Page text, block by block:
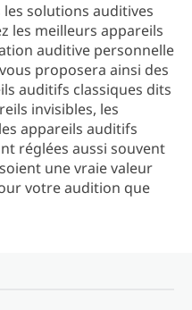
solutions auditives
les meilleurs appareils
auditive personnelle
proposera ainsi des
auditifs classiques dits
invisibles, les
appareils auditifs
réglées aussi souvent
une vraie valeur
votre audition que